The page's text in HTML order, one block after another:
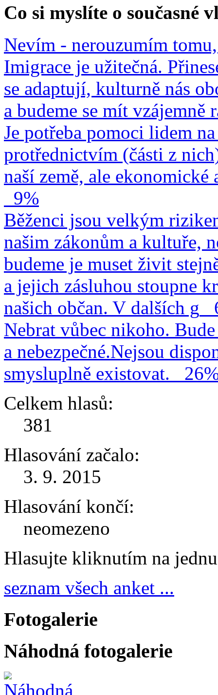
Co si myslíte o současné
Nevím - nerouzumím
Imigrace je užitečná.
se adaptují, kulturně nás
a budeme se mít vzájemně
Je potřeba pomoci lidem
protřednictvím (části z
naší země, ale
9%
Běženci jsou velkým
našim zákonům a kultuře,
budeme je muset živit
a jejich zásluhou stoupne
našich občan. V dalších g
Nebrat vůbec nikoho.
a nebezpečné.Nejsou
smysluplně existovat.
Celkem hlasů:
381
Hlasování začalo:
3. 9. 2015
Hlasování končí:
neomezeno
Hlasujte kliknutím na
seznam všech anket ...
Fotogalerie
Náhodná fotogalerie